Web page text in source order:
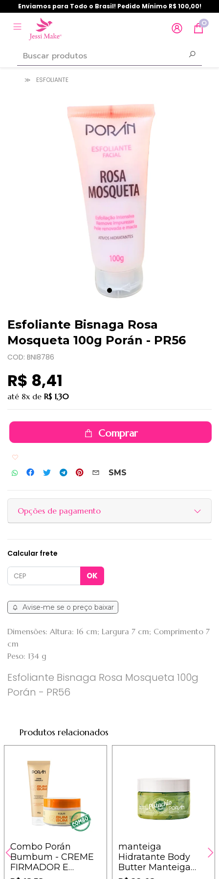
Enviamos para Todo o Brasil! Pedido Mínimo R$ 100,00!
0
ESFOLIANTE
Esfoliante Bisnaga Rosa
Mosqueta 100g Porán - PR56
COD: BNI8786
R$ 8,41
até 8x de R$ 1,30
Comprar
SMS
Opções de pagamento
Calcular frete
Avise-me se o preço baixar
Dimensões: Altura: 16 cm; Largura 7 cm; Comprimento 7
cm
Peso: 134 g
Esfoliante Bisnaga Rosa Mosqueta 100g
Porán - PR56
Produtos relacionados
Combo Porán
Bumbum - CREME
FIRMADOR E
manteiga
Hidratante Body
Butter Manteiga